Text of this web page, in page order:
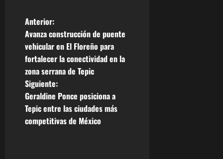
N
a
v
e
g
a
Anterior:
Avanza construcción de puente
vehicular en El Floreño para
fortalecer la conectividad en la
zona serrana de Tepic
Siguiente:
Geraldine Ponce posiciona a
Tepic entre las ciudades más
competitivas de México